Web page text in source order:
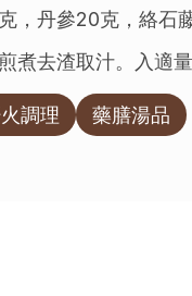
，丹參20克，絡
煮去渣取汁。入適
調理 藥膳湯品